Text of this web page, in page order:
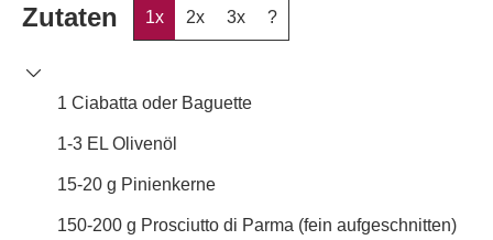
Zutaten 1x 2x 3x ?
1 Ciabatta oder Baguette
1-3 EL Olivenöl
15-20 g Pinienkerne
150-200 g Prosciutto di Parma (fein aufgeschnitten)